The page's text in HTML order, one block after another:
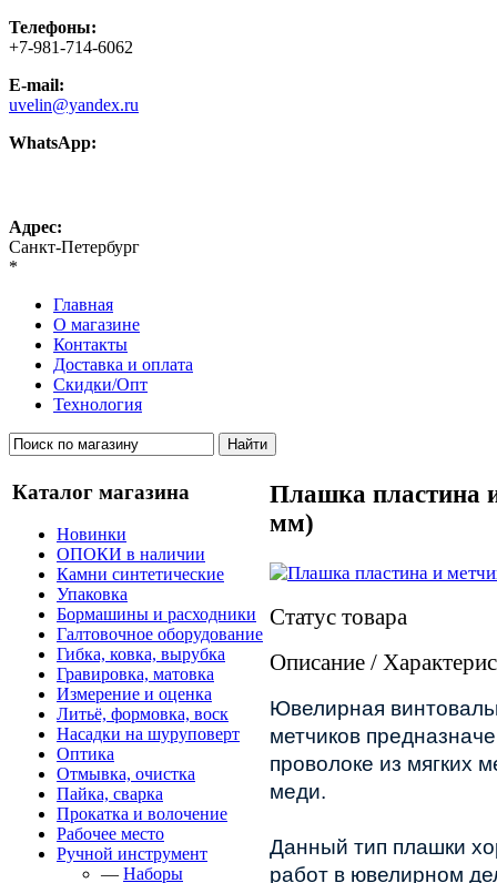
Телефоны:
+7-981-714-6062
E-mail:
uvelin@yandex.ru
WhatsApp:
Адрес:
Санкт-Петербург
*
Главная
О магазине
Контакты
Доставка и оплата
Скидки/Опт
Технология
Каталог магазина
Новинки
ОПОКИ в наличии
Камни синтетические
Упаковка
Бормашины и расходники
Галтовочное оборудование
Гибка, ковка, вырубка
Гравировка, матовка
Измерение и оценка
Литьё, формовка, воск
Насадки на шуруповерт
Оптика
Отмывка, очистка
Пайка, сварка
Прокатка и волочение
Рабочее место
Ручной инструмент
— Наборы
Плашка пластина
мм)
Статус товара
Описание /
Ювелирная
метчиков
проволоке из мягких
меди.
Данный тип плашки
работ в ювелирном